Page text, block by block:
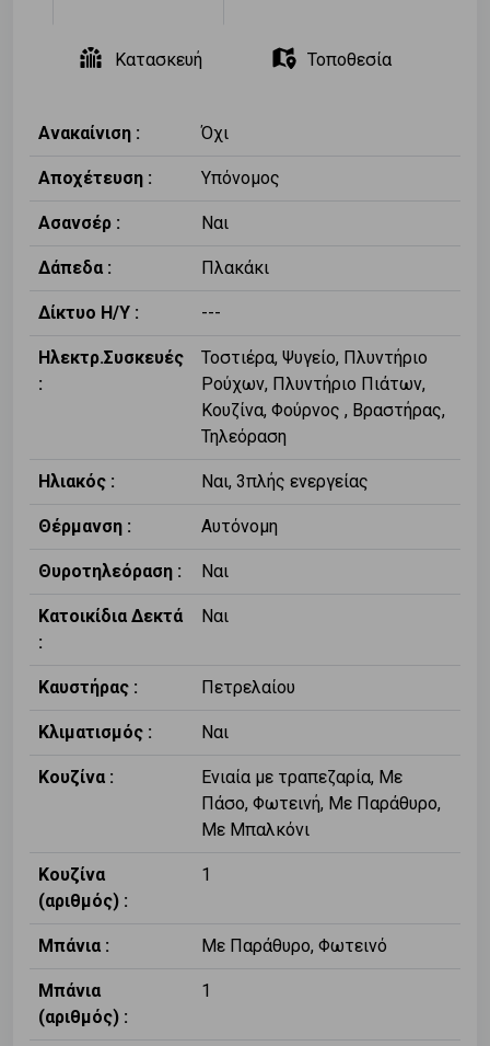
Κατασκευή Τοποθεσία
Ανακαίνιση : Όχι
Αποχέτευση : Υπόνομος
Ασανσέρ : Ναι
Δάπεδα : Πλακάκι
Δίκτυο Η/Υ : ---
Ηλεκτρ.Συσκευές
:
Τοστιέρα, Ψυγείο, Πλυντήριο
Ρούχων, Πλυντήριο Πιάτων,
Κουζίνα, Φούρνος , Βραστήρας,
Τηλεόραση
Ηλιακός : Ναι, 3πλής ενεργείας
Θέρμανση : Αυτόνομη
Θυροτηλεόραση : Ναι
Κατοικίδια Δεκτά
:
Ναι
Καυστήρας : Πετρελαίου
Κλιματισμός : Ναι
Κουζίνα :
Ενιαία με τραπεζαρία, Με
Πάσο, Φωτεινή, Με Παράθυρο,
Με Μπαλκόνι
Κουζίνα
(αριθμός) :
1
Μπάνια : Με Παράθυρο, Φωτεινό
Μπάνια
(αριθμός) :
1